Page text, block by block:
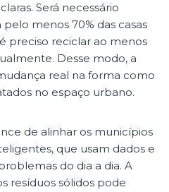
Será necessário
menos 70% das casas
preciso reciclar ao menos
Desse modo, a
real na forma como
no espaço urbano.
de alinhar os municípios
que usam dados e
do dia a dia. A
resíduos sólidos pode